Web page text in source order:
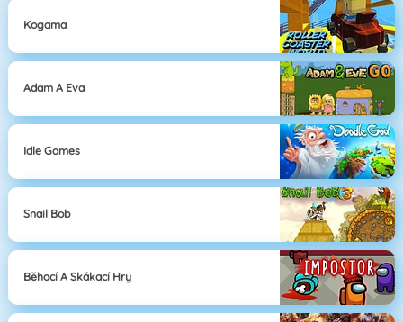
Kogama
Adam A Eva
Idle Games
Snail Bob
Běhací A Skákací Hry